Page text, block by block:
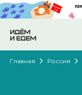
Главная Россия